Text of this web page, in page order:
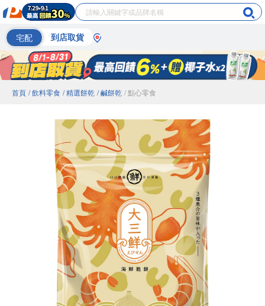
宅配 到店取貨
首頁 / 飲料零食 / 精選餅乾 / 鹹餅乾 / 點心零食